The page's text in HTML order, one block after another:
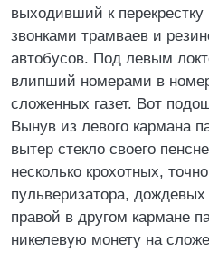
выходивший к
звонками трамваев и
автобусов. Под левым
влипший номерами в
сложенных газет. Вот
Вынув из левого кармана
вытер стекло своего
несколько крохотных,
пульверизатора,
правой в другом кармане
никелевую монету на